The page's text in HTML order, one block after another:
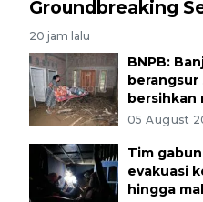
Groundbreaking
20 jam lalu
BNPB:
berangsur
bersihkan
05 August
Tim
evakuasi
hingga